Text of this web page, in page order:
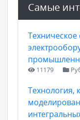
Самые
11179
Технология,